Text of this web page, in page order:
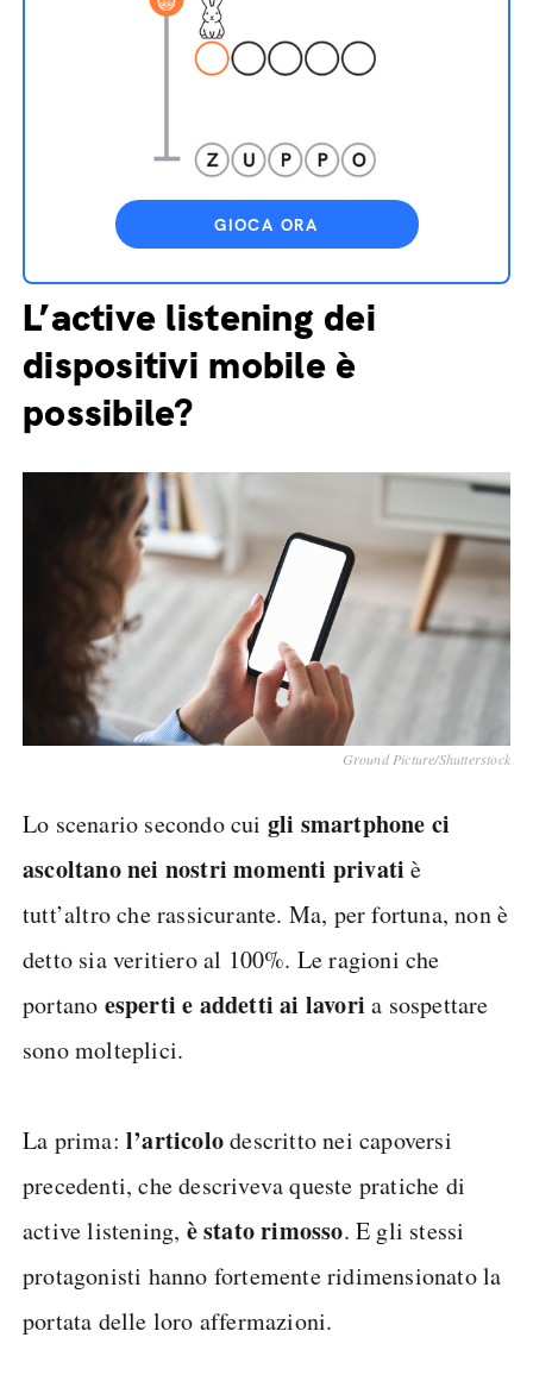
GIOCA ORA
L’active listening dei
dispositivi mobile è
possibile?
Ground Picture/Shutterstock
Lo scenario secondo cui gli smartphone ci
ascoltano nei nostri momenti privati è
tutt’altro che rassicurante. Ma, per fortuna, non è
detto sia veritiero al 100%. Le ragioni che
portano esperti e addetti ai lavori a sospettare
sono molteplici.
La prima: l’articolodescritto nei capoversi
precedenti, che descriveva queste pratiche di
active listening, è stato rimosso. E gli stessi
protagonisti hanno fortemente ridimensionato la
portata delle loro affermazioni.